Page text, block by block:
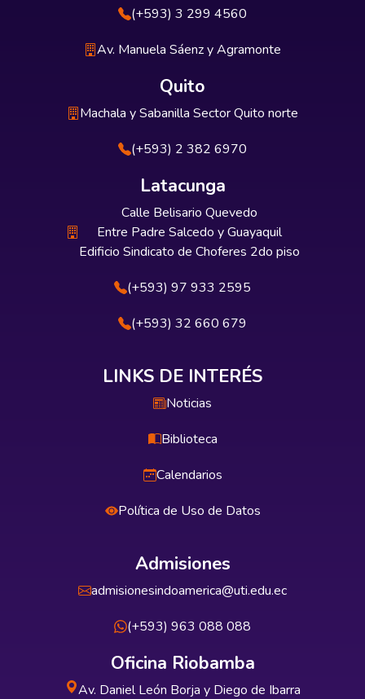
(+593) 3 299 4560
Av. Manuela Sáenz y Agramonte
Quito
Machala y Sabanilla Sector Quito norte
(+593) 2 382 6970
Latacunga
Calle Belisario Quevedo
Entre Padre Salcedo y Guayaquil
Edificio Sindicato de Choferes 2do piso
(+593) 97 933 2595
(+593) 32 660 679
LINKS DE INTERÉS
Noticias
Biblioteca
Calendarios
Política de Uso de Datos
Admisiones
admisionesindoamerica@uti.edu.ec
(+593) 963 088 088
Oficina Riobamba
Av. Daniel León Borja y Diego de Ibarra